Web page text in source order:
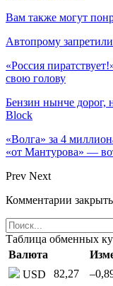
Вам также могут
Автопрому
«Россия
свою голову
Бензин нынче
Block
«Волга» за 4
«от Мантурова» —
Prev Next
Комментарии
Таблица обменных
Валюта
USD
82,27